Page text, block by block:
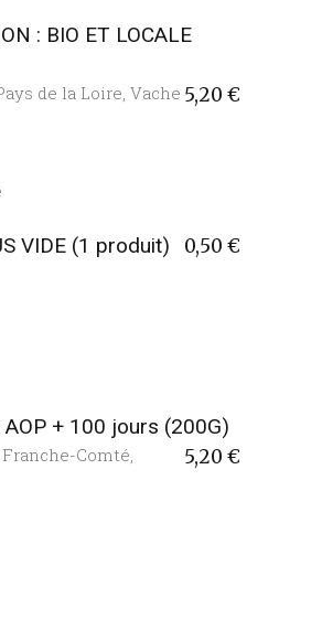
: BIO ET LOCALE
5,20 €
de la Loire Vache
VIDE (1 produit) 0,50 €
AOP + 100 jours (200G)
5,20 €
Comté